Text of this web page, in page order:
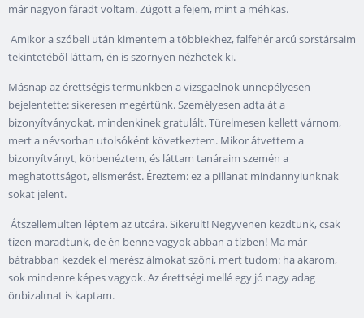
már nagyon fáradt voltam. Zúgott a fejem, mint a méhkas.
Amikor a szóbeli után kimentem a többiekhez, falfehér arcú sorstársaim
tekintetéből láttam, én is szörnyen nézhetek ki.
Másnap az érettségis termünkben a vizsgaelnök ünnepélyesen
bejelentette: sikeresen megértünk. Személyesen adta át a
bizonyítványokat, mindenkinek gratulált. Türelmesen kellett várnom,
mert a névsorban utolsóként következtem. Mikor átvettem a
bizonyítványt, körbenéztem, és láttam tanáraim szemén a
meghatottságot, elismerést. Éreztem: ez a pillanat mindannyiunknak
sokat jelent.
Átszellemülten léptem az utcára. Sikerült! Negyvenen kezdtünk, csak
tízen maradtunk, de én benne vagyok abban a tízben! Ma már
bátrabban kezdek el merész álmokat szőni, mert tudom: ha akarom,
sok mindenre képes vagyok. Az érettségi mellé egy jó nagy adag
önbizalmat is kaptam.